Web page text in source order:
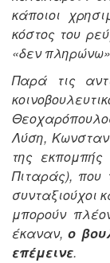
κάποιοι
κόστος του
«δεν
Παρά τις
Λύση,
της εκπομπής
Πιταράς), που
συνταξιούχοι
μπορούν
έκαναν,ο
επέμεινε.